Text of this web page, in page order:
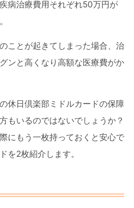
病治療費用それぞれ50万円が
ことが起きてしまった場合、治
ンと高くなり高額な医療費がか
休日倶楽部ミドルカードの保障
もいるのではないでしょうか？
にもう一枚持っておくと安心で
を2枚紹介します。